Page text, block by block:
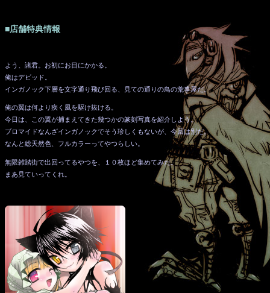
■店舗特典情報
よう、諸君。お初にお目にかかる。
俺はデビッド。
インガノック下層を文字通り飛び回る、見ての通りの鳥の荒事屋だ。
俺の翼は何より疾く風を駆け抜ける。
今日は、この翼が捕まえてきた幾つかの篆刻写真を紹介しよう。
ブロマイドなんざインガノックでそう珍しくもないが、今回は別だ。
なんと総天然色、フルカラーってやつらしい。
無限雑踏街で出回ってるやつを、１０枚ほど集めてみた。
まあ見ていってくれ。